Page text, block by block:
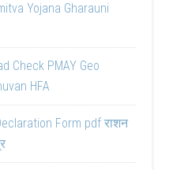
Yojana Gharauni
Check PMAY Geo
HFA
Form pdf राशन